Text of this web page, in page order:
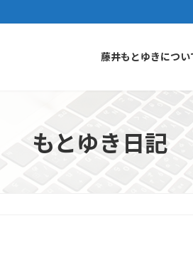
藤井もとゆきについ
もとゆき日記